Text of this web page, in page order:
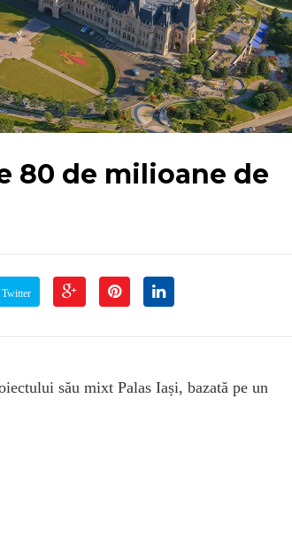
80 de milioane de
Twitter
său mixt Palas Iași, bazată pe un